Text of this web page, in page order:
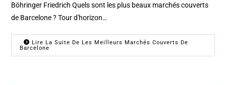
Böhringer Friedrich Quels sont les plus beaux marchés couverts
de Barcelone ? Tour d'horizon…
Lire La Suite De Les Meilleurs Marchés Couverts De
Barcelone